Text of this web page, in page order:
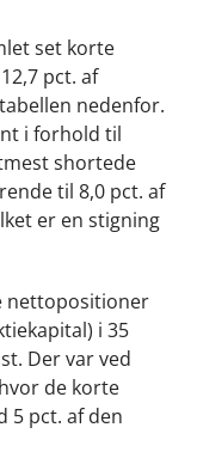
set korte
pct. af
nedenfor.
i forhold til
shortede
til 8,0 pct. af
er en stigning
nettopositioner
i 35
Der var ved
de korte
5 pct. af den